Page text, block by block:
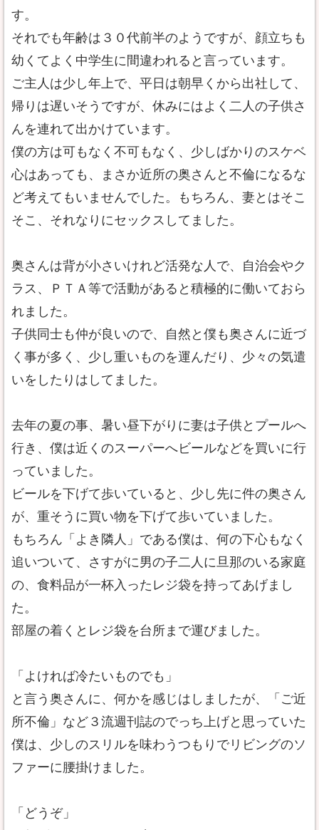
す。
それでも年齢は３０代前半のようですが、顔立ちも
幼くてよく中学生に間違われると言っています。
ご主人は少し年上で、平日は朝早くから出社して、
帰りは遅いそうですが、休みにはよく二人の子供さ
んを連れて出かけています。
僕の方は可もなく不可もなく、少しばかりのスケベ
心はあっても、まさか近所の奥さんと不倫になるな
ど考えてもいませんでした。もちろん、妻とはそこ
そこ、それなりにセックスしてました。
奥さんは背が小さいけれど活発な人で、自治会やク
ラス、ＰＴＡ等で活動があると積極的に働いておら
れました。
子供同士も仲が良いので、自然と僕も奥さんに近づ
く事が多く、少し重いものを運んだり、少々の気遣
いをしたりはしてました。
去年の夏の事、暑い昼下がりに妻は子供とプールへ
行き、僕は近くのスーパーへビールなどを買いに行
っていました。
ビールを下げて歩いていると、少し先に件の奥さん
が、重そうに買い物を下げて歩いていました。
もちろん「よき隣人」である僕は、何の下心もなく
追いついて、さすがに男の子二人に旦那のいる家庭
の、食料品が一杯入ったレジ袋を持ってあげまし
た。
部屋の着くとレジ袋を台所まで運びました。
「よければ冷たいものでも」
と言う奥さんに、何かを感じはしましたが、「ご近
所不倫」など３流週刊誌のでっち上げと思っていた
僕は、少しのスリルを味わうつもりでリビングのソ
ファーに腰掛けました。
「どうぞ」